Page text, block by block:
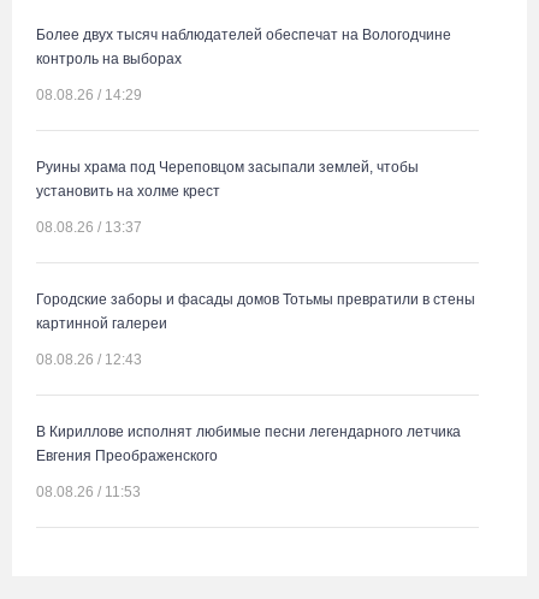
Более двух тысяч наблюдателей обеспечат на Вологодчине
контроль на выборах
08.08.26 / 14:29
Руины храма под Череповцом засыпали землей, чтобы
установить на холме крест
08.08.26 / 13:37
Городские заборы и фасады домов Тотьмы превратили в стены
картинной галереи
08.08.26 / 12:43
В Кириллове исполнят любимые песни легендарного летчика
Евгения Преображенского
08.08.26 / 11:53